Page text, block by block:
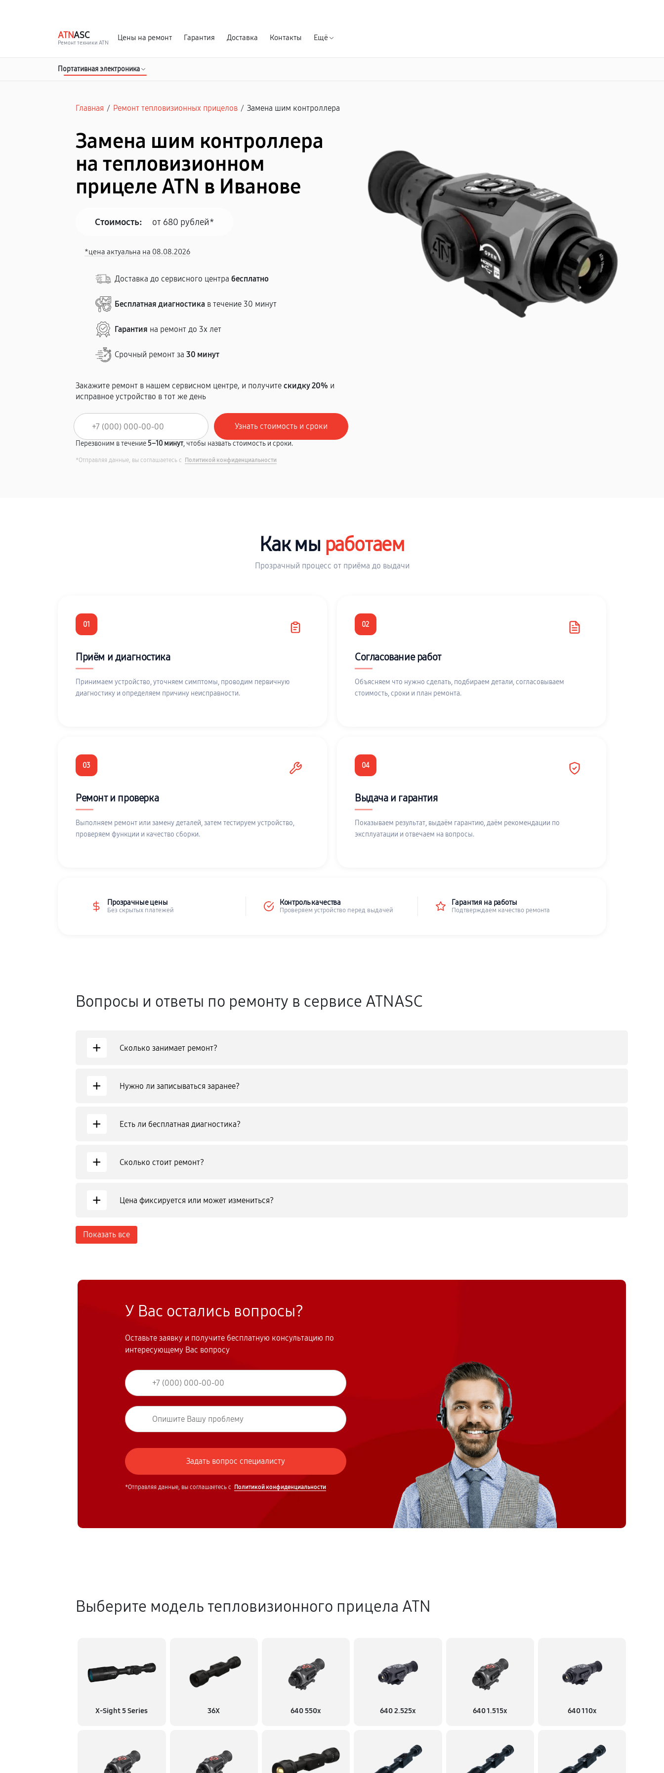
ATNASC
Ремонт техники ATN
Цены на ремонт Гарантия Доставка Контакты Ещё
Портативная электроника
Главная / Ремонт тепловизионных прицелов / Замена шим контроллера
Замена шим контроллера
на тепловизионном
прицеле ATN в Иванове
Стоимость: от 680 рублей*
*цена актуальна на 08.08.2026
Доставка до сервисного центрабесплатно
Бесплатная диагностика в течение 30 минут
Гарантия на ремонт до 3х лет
Срочный ремонт за30 минут
Закажите ремонт в нашем сервисном центре, и получитескидку 20% и
исправное устройство в тот же день
Перезвоним в течение5–10 минут, чтобы назвать стоимость и сроки.
*Отправляя данные, вы соглашаетесь с Политикой конфиденциальности
Как мы работаем
Прозрачный процесс от приёма до выдачи
01
Приём и диагностика
Принимаем устройство, уточняем симптомы, проводим первичную
диагностику и определяем причину неисправности.
02
Согласование работ
Объясняем что нужно сделать, подбираем детали, согласовываем
стоимость, сроки и план ремонта.
03
Ремонт и проверка
Выполняем ремонт или замену деталей, затем тестируем устройство,
проверяем функции и качество сборки.
04
Выдача и гарантия
Показываем результат, выдаём гарантию, даём рекомендации по
эксплуатации и отвечаем на вопросы.
Прозрачные цены
Без скрытых платежей
Контроль качества
Проверяем устройство перед выдачей
Гарантия на работы
Подтверждаем качество ремонта
Вопросы и ответы по ремонту в сервисе ATNASC
+ Сколько занимает ремонт?
+ Нужно ли записываться заранее?
+ Есть ли бесплатная диагностика?
+ Сколько стоит ремонт?
+ Цена фиксируется или может измениться?
Показать все
У Вас остались вопросы?
Оставьте заявку и получите бесплатную консультацию по
интересующему Вас вопросу
*Отправляя данные, вы соглашаетесь с Политикой конфиденциальности
Выберите модель тепловизионного прицела ATN
X‑Sight 5 Series 36X 640 550x 640 2.525x 640 1.515x 640 110x